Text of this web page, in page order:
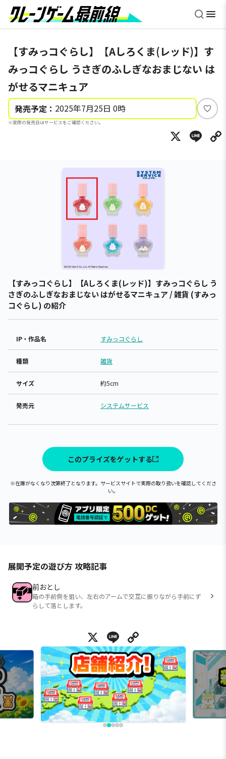
【すみっコぐらし】【Aしろくま(レッド)】す
みっコぐらし うさぎのふしぎなおまじない は
がせるマニキュア
発売予定： 2025年7月25日 0時
※実際の発売日はサービスをご確認ください。
い
ね
X
【すみっコぐらし】【Aしろくま(レッド)】すみっコぐらし う
さぎのふしぎなおまじない はがせるマニキュア / 雑貨 (すみっ
コぐらし) の紹介
IP・作品名 すみっコぐらし
種類 雑貨
サイズ 約5cm
発売元 システムサービス
このプライズをゲットする
※在庫がなくなり次第終了となります。サービスサイトで実際の取り扱いを確認してくださ
い。
展開予定の遊び方 攻略記事
前おとし
箱の手前側を狙い、左右のアームで交互に振りながら手前にず
らして落とします。
X Line